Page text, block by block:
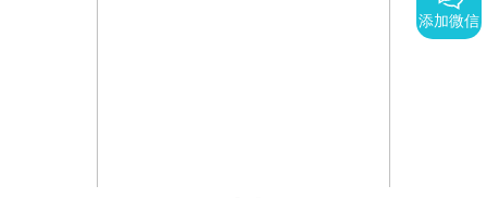
添加微信